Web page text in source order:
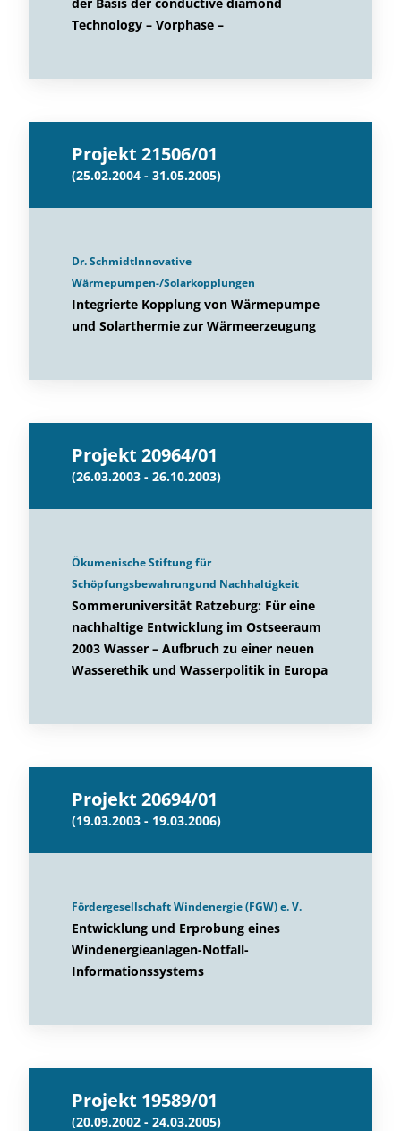
Technology – Vorphase –
Projekt 21506/01
(25.02.2004 - 31.05.2005)
Dr. SchmidtInnovative
Wärmepumpen-/Solarkopplungen
Integrierte Kopplung von Wärmepumpe
und Solarthermie zur Wärmeerzeugung
Projekt 20964/01
(26.03.2003 - 26.10.2003)
Ökumenische Stiftung für
Schöpfungsbewahrungund Nachhaltigkeit
Sommeruniversität Ratzeburg: Für eine
nachhaltige Entwicklung im Ostseeraum
2003 Wasser – Aufbruch zu einer neuen
Wasserethik und Wasserpolitik in Europa
Projekt 20694/01
(19.03.2003 - 19.03.2006)
Fördergesellschaft Windenergie (FGW) e. V.
Entwicklung und Erprobung eines
Windenergieanlagen-Notfall-
Informationssystems
Projekt 19589/01
(20.09.2002 - 24.03.2005)